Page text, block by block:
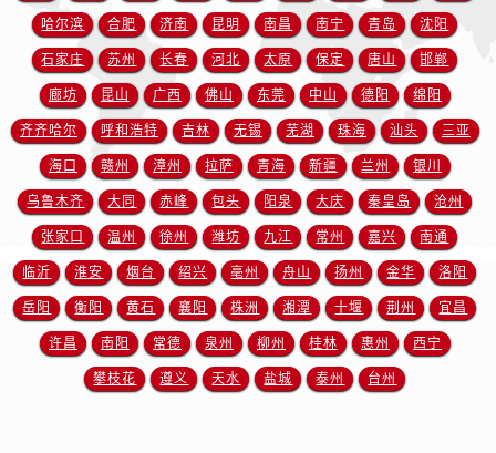
山东省莱芜市文化南路8号银座商城名表维修一楼名表维修售后服务中心（需提前预约）
山东省临沂市兰山区解放路售后服务中心（需提前预约）
山东省日照市东港区烟台路售后服务中心（需提前预约）
山东省泰安市泰山区财源街道泰山大街售后服务中心（需提前预约）
山东省威海市环翠区新威海路89号振华商厦一楼名表维修售后服务中心（需提前预约）
山东省潍坊市奎文区东风东街售后服务中心（需提前预约）
山东省枣庄市滕州市北辛路与善国路交叉口售后服务中心（需提前预约）
山东省淄博市张店区金晶大道售后服务中心（需提前预约）
上海市黄浦区南京东路299号宏伊国际广场写字楼8层806室售后服务中心（需提前预约）
上海市徐汇区虹桥路3号港汇中心2座37层3705室售后服务中心（需提前预约）
浙江省杭州市上城区钱江路1366号华润大厦A座5层503-5室售后服务中心（需提前预约）
哈尔滨 合肥 济南 昆明 南昌 南宁 青岛 沈阳
石家庄 苏州 长春 河北 太原 保定 唐山 邯郸
廊坊 昆山 广西 佛山 东莞 中山 德阳 绵阳
齐齐哈尔 呼和浩特 吉林 无锡 芜湖 珠海 汕头 三亚
海口 赣州 漳州 拉萨 青海 新疆 兰州 银川
乌鲁木齐 大同 赤峰 包头 阳泉 大庆 秦皇岛 沧州
张家口 温州 徐州 潍坊 九江 常州 嘉兴 南通
临沂 淮安 烟台 绍兴 亳州 舟山 扬州 金华 洛阳
岳阳 衡阳 黄石 襄阳 株洲 湘潭 十堰 荆州 宜昌
许昌 南阳 常德 泉州 柳州 桂林 惠州 西宁
攀枝花 遵义 天水 盐城 泰州 台州